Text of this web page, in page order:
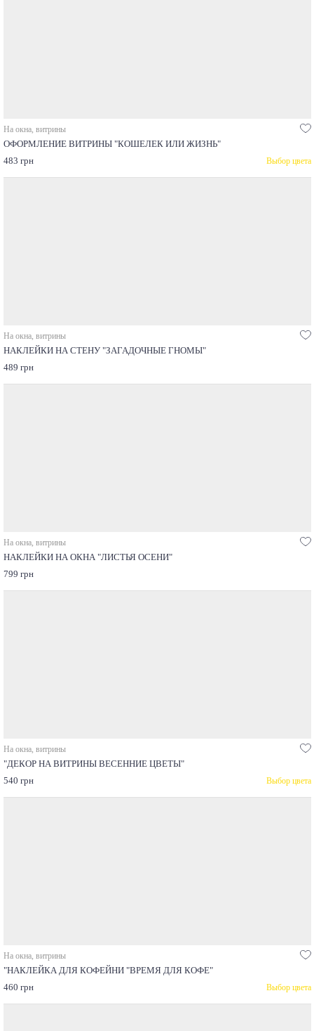
На окна, витрины
ОФОРМЛЕНИЕ ВИТРИНЫ "КОШЕЛЕК ИЛИ ЖИЗНЬ"
483 грн
Выбор цвета
На окна, витрины
НАКЛЕЙКИ НА СТЕНУ "ЗАГАДОЧНЫЕ ГНОМЫ"
489 грн
На окна, витрины
НАКЛЕЙКИ НА ОКНА "ЛИСТЬЯ ОСЕНИ"
799 грн
На окна, витрины
"ДЕКОР НА ВИТРИНЫ ВЕСЕННИЕ ЦВЕТЫ"
540 грн
Выбор цвета
На окна, витрины
"НАКЛЕЙКА ДЛЯ КОФЕЙНИ "ВРЕМЯ ДЛЯ КОФЕ"
460 грн
Выбор цвета